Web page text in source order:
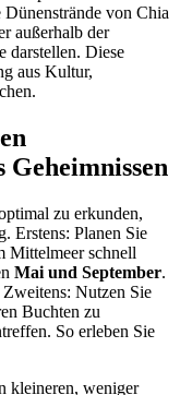
von Chia
außerhalb der
darstellen. Diese
aus Kultur,
zu erkunden,
Erstens: Planen Sie
Mittelmeer schnell
Mai und September.
Nutzen Sie
Buchten zu
So erleben Sie
kleineren, weniger